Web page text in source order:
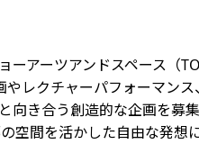
ーアーツアンドスペース
レクチャーパフォーマン
き合う創造的な企画を募集
間を活かした自由な発想